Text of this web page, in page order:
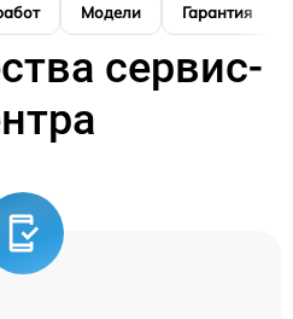
Модели Гарантия
сервис-